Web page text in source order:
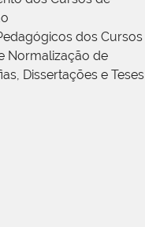
dos Cursos
Normalização de
Dissertações e Teses